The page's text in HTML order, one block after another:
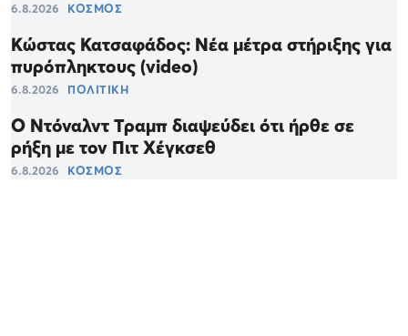
6.8.2026 ΚΟΣΜΟΣ
Κώστας Κατσαφάδος: Νέα μέτρα στήριξης για
πυρόπληκτους (video)
6.8.2026 ΠΟΛΙΤΙΚΗ
Ο Ντόναλντ Τραμπ διαψεύδει ότι ήρθε σε
ρήξη με τον Πιτ Χέγκσεθ
6.8.2026 ΚΟΣΜΟΣ